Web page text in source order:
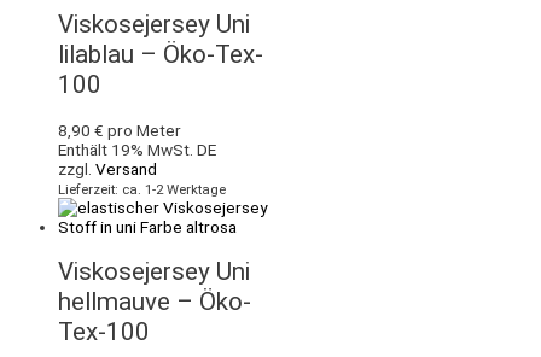
Viskosejersey Uni
lilablau – Öko-Tex-
100
8,90 € pro Meter
Enthält 19% MwSt. DE
zzgl. Versand
Lieferzeit: ca. 1-2 Werktage
Viskosejersey Uni
hellmauve – Öko-
Tex-100